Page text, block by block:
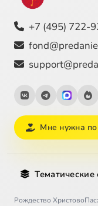
+7 (495) 722-
Мне нужна
Рождество Христово